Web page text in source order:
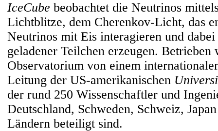
IceCube beobachtet die Neutrinos
Lichtblitze, dem Cherenkov-Licht, das
Neutrinos mit Eis interagieren und dabei
geladener Teilchen erzeugen. Betrieben
Observatorium von einem
Leitung der US-amerikanischen
der rund 250 Wissenschaftler und
Deutschland, Schweden, Schweiz,
Ländern beteiligt sind.